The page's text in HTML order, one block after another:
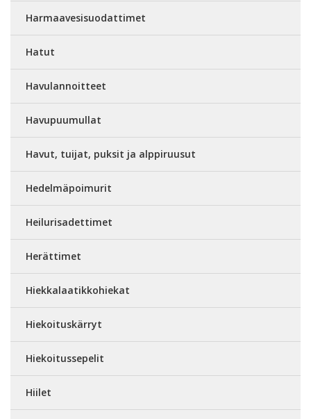
Harmaavesisuodattimet
Hatut
Havulannoitteet
Havupuumullat
Havut, tuijat, puksit ja alppiruusut
Hedelmäpoimurit
Heilurisadettimet
Herättimet
Hiekkalaatikkohiekat
Hiekoituskärryt
Hiekoitussepelit
Hiilet